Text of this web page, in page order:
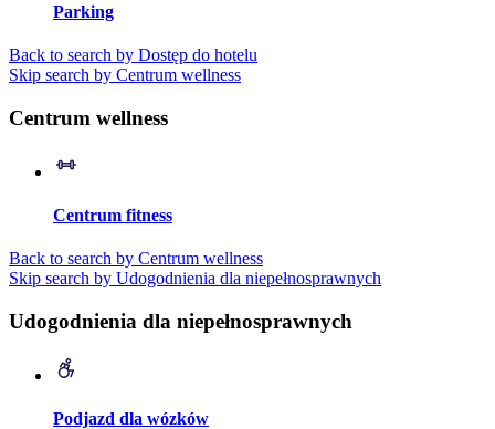
Parking
Back to search by Dostęp do hotelu
Skip search by Centrum wellness
Centrum wellness
Centrum fitness
Back to search by Centrum wellness
Skip search by Udogodnienia dla niepełnosprawnych
Udogodnienia dla niepełnosprawnych
Podjazd dla wózków